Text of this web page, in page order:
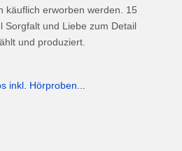
käuflich erworben werden. 15
Sorgfalt und Liebe zum Detail
und produziert.
inkl. Hörproben...